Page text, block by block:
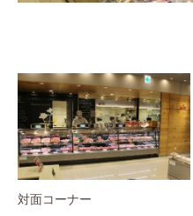
対面コーナー